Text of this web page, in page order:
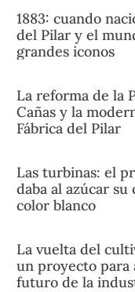
1883: cuando
del Pilar y el
grandes iconos
La reforma de la
Cañas y la
Fábrica del Pilar
Las turbinas: el
daba al azúcar
color blanco
La vuelta del
un proyecto para
futuro de la